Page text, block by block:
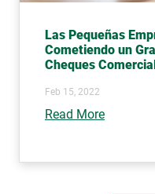
Las Pequeñas
Cometiendo un
Cheques
Feb 15, 2022
Read More